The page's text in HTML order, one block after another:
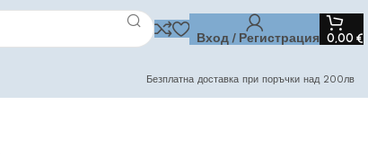
Вход / Регистрация 0,00 €
Безплатна доставка при поръчки над 200лв